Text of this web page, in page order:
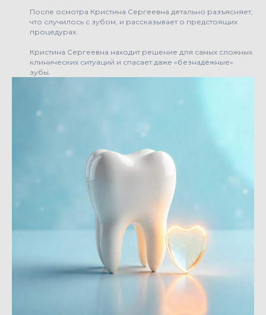
После осмотра Кристина Сергеевна детально разъясняет,
что случилось с зубом, и рассказывает о предстоящих
процедурах.
Кристина Сергеевна находит решение для самых сложных
клинических ситуаций и спасает даже «безнадёжные»
зубы.